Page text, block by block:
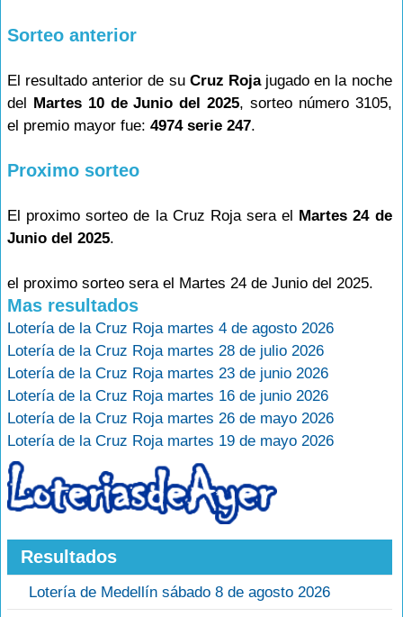
Sorteo anterior
El resultado anterior de su Cruz Rojajugado en la noche
del Martes 10 de Junio del 2025, sorteo número 3105,
el premio mayor fue: 4974 serie 247.
Proximo sorteo
El proximo sorteo de la Cruz Roja sera el Martes 24 de
Junio del 2025.
el proximo sorteo sera el Martes 24 de Junio del 2025.
Mas resultados
Lotería de la Cruz Roja martes 4 de agosto 2026
Lotería de la Cruz Roja martes 28 de julio 2026
Lotería de la Cruz Roja martes 23 de junio 2026
Lotería de la Cruz Roja martes 16 de junio 2026
Lotería de la Cruz Roja martes 26 de mayo 2026
Lotería de la Cruz Roja martes 19 de mayo 2026
Resultados
Lotería de Medellín sábado 8 de agosto 2026